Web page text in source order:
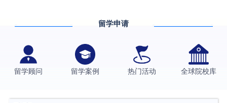
留学申请
留学顾问 留学案例 热门活动 全球院校库
格拉斯哥大学国际商务硕士录取案例
伯明翰大学数字媒体与创意产业硕士录取案例